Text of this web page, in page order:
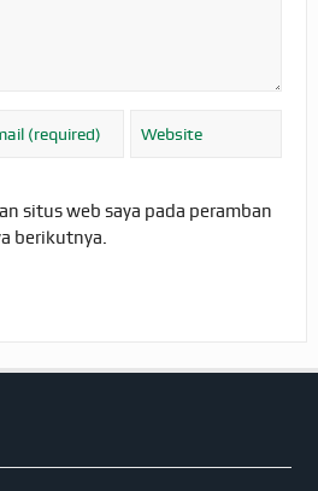
situs web saya pada peramban
berikutnya.